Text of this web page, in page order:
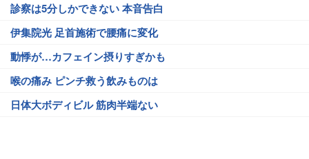
診察は5分しかできない 本音告白
伊集院光 足首施術で腰痛に変化
動悸が…カフェイン摂りすぎかも
喉の痛み ピンチ救う飲みものは
日体大ボディビル 筋肉半端ない